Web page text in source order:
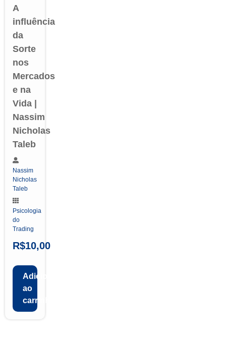
A
influência
da
Sorte
nos
Mercados
e na
Vida |
Nassim
Nicholas
Taleb
Nassim
Nicholas
Taleb
Psicologia
do
Trading
R$10,00
Adicionar
ao
carrinho